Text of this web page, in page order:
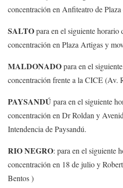
concentración en Anfiteatro de
SALTOpara en el siguiente horario
concentración en Plaza Artigas y
MALDONADOpara en el
concentración frente a la CICE (Av.
PAYSANDÚ para en el siguiente
concentración en Dr Roldan y
Intendencia de Paysandú.
RIO NEGRO: para en el siguiente
concentración en 18 de julio y
Bentos )